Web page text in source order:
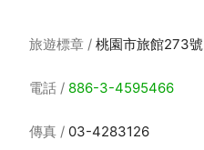
旅遊標章 桃園市旅館273號
電話 886-3-4595466
傳真 03-4283126